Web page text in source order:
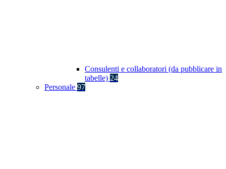
Consulenti e collaboratori (da pubblicare in
tabelle) 24
Personale 97